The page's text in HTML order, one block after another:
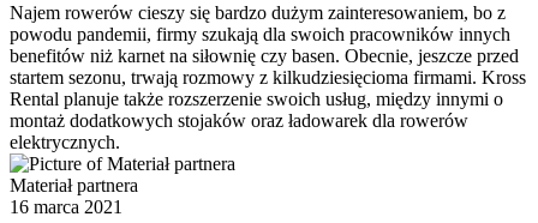
Najem rowerów cieszy się bardzo dużym zainteresowaniem, bo z
powodu pandemii, firmy szukają dla swoich pracowników innych
benefitów niż karnet na siłownię czy basen. Obecnie, jeszcze przed
startem sezonu, trwają rozmowy z kilkudziesięcioma firmami. Kross
Rental planuje także rozszerzenie swoich usług, między innymi o
montaż dodatkowych stojaków oraz ładowarek dla rowerów
elektrycznych.
Materiał partnera
16 marca 2021